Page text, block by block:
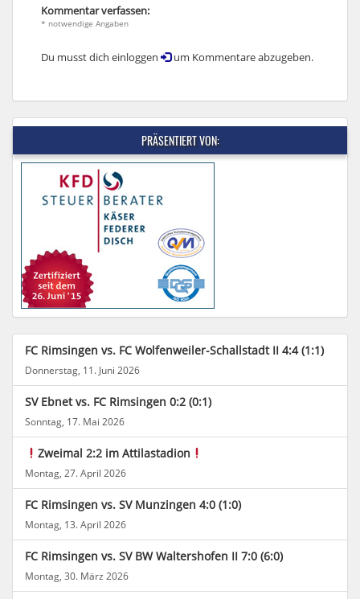
Kommentar verfassen:
* notwendige Angaben
Du musst dich einloggen um Kommentare abzugeben.
PRÄSENTIERT VON:
FC Rimsingen vs. FC Wolfenweiler-Schallstadt II 4:4 (1:1)
Donnerstag, 11. Juni 2026
SV Ebnet vs. FC Rimsingen 0:2 (0:1)
Sonntag, 17. Mai 2026
Zweimal 2:2 im Attilastadion
Montag, 27. April 2026
FC Rimsingen vs. SV Munzingen 4:0 (1:0)
Montag, 13. April 2026
FC Rimsingen vs. SV BW Waltershofen II 7:0 (6:0)
Montag, 30. März 2026